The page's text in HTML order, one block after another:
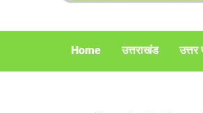
Home उत्तराखंड उत्तर